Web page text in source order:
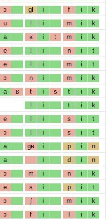
ɔ gl i f i k
u l i m i k
a ʁ i t m i k
e l i n i t
e l i m i t
ɔ n i m i k
a ʁ t i s t i k
l i t i k
e l i s i t
ɔ l i s i t
a gʁ i p i n
a i d i n
ɔ m i n i k
e s i p i t
ɔ ʃ i m i k
ɔ f i l i k